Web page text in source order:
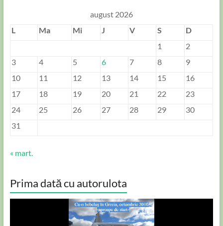
august 2026
L
Ma Mi J V S
D
1
2
3
4 5 6 7 8
9
10
11 12 13 14 15
16
17
18 19 20 21 22
23
24
25 26 27 28 29
30
31
« mart.
Prima dată cu autorulota